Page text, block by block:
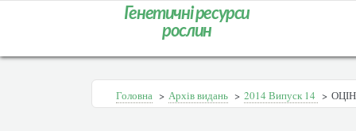
Генетичні ресурси
рослин
Головна > Архів видань > 2014 Випуск 14 >